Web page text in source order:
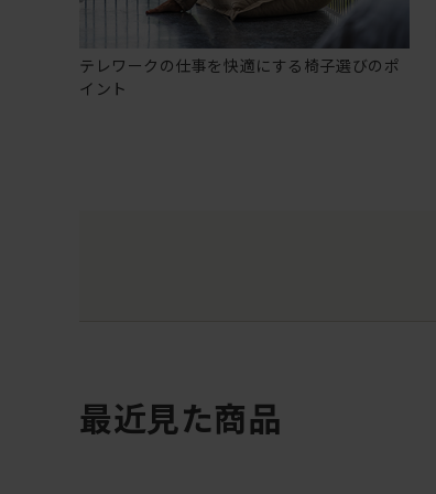
テレワークの仕事を快適にする椅子選びのポ
イント
最近見た商品